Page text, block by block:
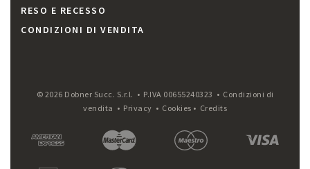
RESO E RECESSO
CONDIZIONI DI VENDITA
© 2026 Dobner Succ. S.r.l. • P.IVA 00655240323 • Condizioni di
vendita • Privacy • Cookies • Credits